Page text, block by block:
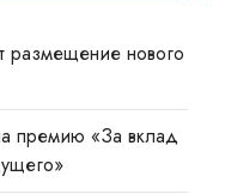
размещение нового
премию «За вклад